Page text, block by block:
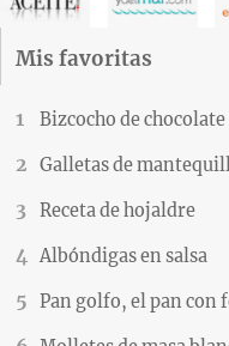
Mis favoritas
Bizcocho de chocolate
Galletas de
Receta de hojaldre
Albóndigas en salsa
Pan golfo, el pan